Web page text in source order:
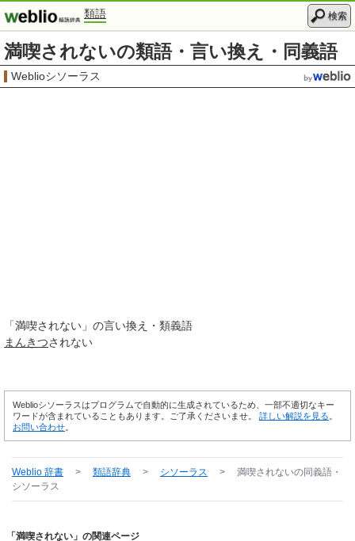
類語 検索
満喫されないの類語・言い換え・同義語
Weblioシソーラス
「満喫されない 」の言い換え・類義語
まんきつされない
Weblioシソーラスはプログラムで自動的に生成されているため、一部不適切なキー
ワードが含まれていることもあります。ご了承くださいませ。 詳しい解説を見る
お問い合わせ
Weblio 辞書 > 類語辞典 > シソーラス > 満喫されないの同義語・
シソーラス
「満喫されない」の関連ページ